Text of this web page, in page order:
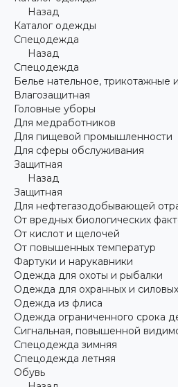
Назад
Каталог одежды
Спецодежда
Назад
Спецодежда
Белье нательное, трикотажные
Влагозащитная
Головные уборы
Для медработников
Для пищевой промышленности
Для сферы обслуживания
Защитная
Назад
Защитная
Для нефтегазодобывающей
От вредных биологических
От кислот и щелочей
От повышенных температур
Фартуки и нарукавники
Одежда для охоты и рыбалки
Одежда для охранных и силовых
Одежда из флиса
Одежда ограниченного срока
Сигнальная, повышенной
Спецодежда зимняя
Спецодежда летняя
Обувь